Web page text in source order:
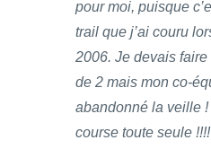
pour moi, puisque
trail que j’ai couru
2006. Je devais
de 2 mais mon co-
abandonné la veille !
course toute seule